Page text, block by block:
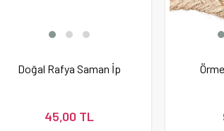
Doğal Rafya Saman İp
45,00 TL